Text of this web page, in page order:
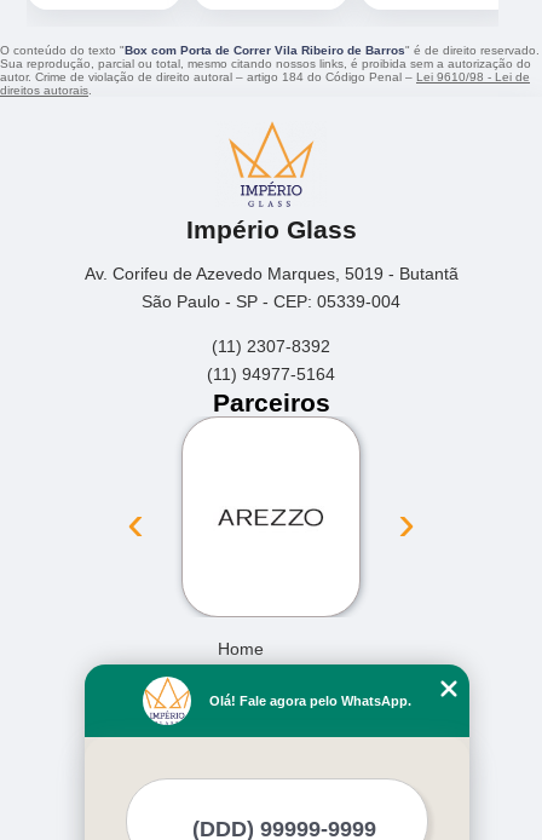
O conteúdo do texto "Box com Porta de Correr Vila Ribeiro de Barros" é de direito reservado.
Sua reprodução, parcial ou total, mesmo citando nossos links, é proibida sem a autorização do
autor. Crime de violação de direito autoral – artigo 184 do Código Penal – Lei 9610/98 - Lei de
direitos autorais
Império Glass
Av. Corifeu de Azevedo Marques, 5019 - Butantã
São Paulo - SP - CEP: 05339-004
(11) 2307-8392
(11) 94977-5164
Parceiros
‹ ›
Home
Missão
Olá! Fale agora pelo WhatsApp.